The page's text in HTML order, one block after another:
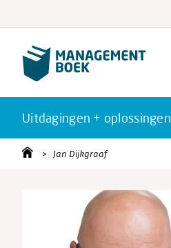
Uitdagingen + oplossingen
Jan Dijkgraaf